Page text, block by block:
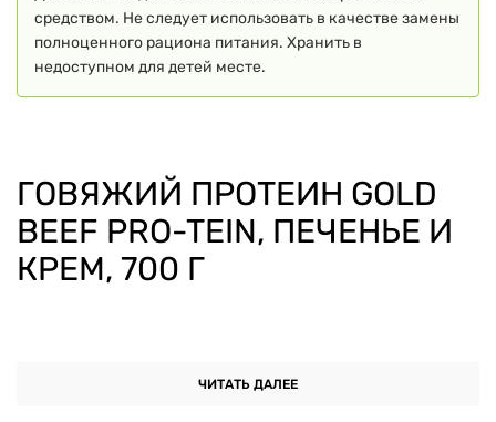
средством. Не следует использовать в качестве замены
полноценного рациона питания. Хранить в
недоступном для детей месте.
ГОВЯЖИЙ ПРОТЕИН GOLD
BEEF PRO-TEIN, ПЕЧЕНЬЕ И
КРЕМ, 700 Г
ЧИТАТЬ ДАЛЕЕ